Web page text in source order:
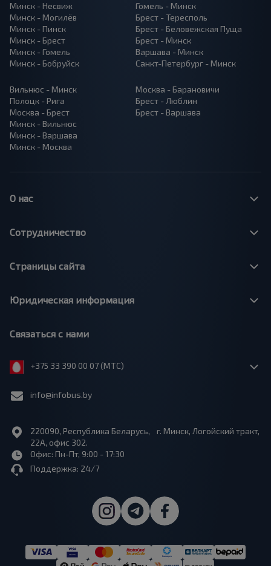
Минск - Несвиж
Минск - Могилёв
Минск - Пинск
Минск - Брест
Минск - Гомель
Минск - Бобруйск
Гомель - Минск
Брест - Тересполь
Брест - Беловежская Пуща
Брест - Минск
Варшава - Минск
Санкт-Петербург - Минск
Вильнюс - Минск
Полоцк - Рига
Москва - Брест
Минск - Вильнюс
Минск - Варшава
Минск - Москва
Москва - Барановичи
Брест - Люблин
Брест - Варшава
О нас
Сотрудничество
Страницы сайта
Юридическая информация
Связаться с нами
+375 33 390 00 07 (МТС)
info@infobus.by
220090, Республика Беларусь, г. Минск, Логойский тракт,
22А, офис 302.
Офис: Пн-Пт, 9:00 - 17:30
Поддержка: 24/7